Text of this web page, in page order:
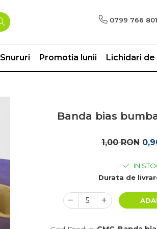
0799 766 801
Snururi Promotia lunii Lichidari
Banda bias
1,00 RON
IN
Durata de